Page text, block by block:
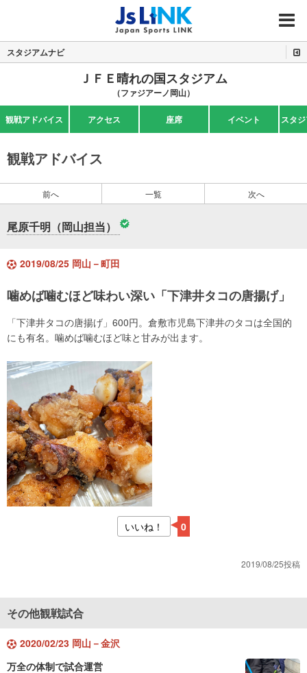
MENU
スタジアムナビ
ＪＦＥ晴れの国スタジアム
（ファジアーノ岡山）
観戦アドバイス アクセス 座席 イベント スタ
観戦アドバイス
前へ 一覧 次へ
尾原千明（岡山担当）
2019/08/25 岡山－町田
噛めば噛むほど味わい深い「下津井タコの唐揚げ」
「下津井タコの唐揚げ」600円。倉敷市児島下津井のタコは全国的
にも有名。噛めば噛むほど味と甘みが出ます。
いいね！ 0
2019/08/25投稿
その他観戦試合
2020/02/23 岡山－金沢
万全の体制で試合運営